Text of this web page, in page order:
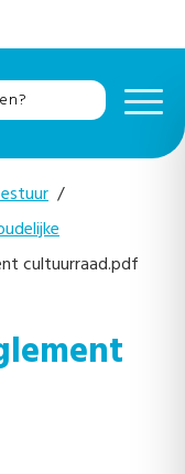
/
cultuurraad.pdf